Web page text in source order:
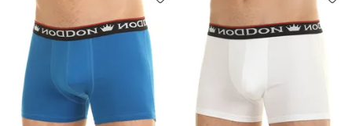
Bergans
Guahoo
Norveg
Brubeck
Laplandic
Gentlemen
Dakine